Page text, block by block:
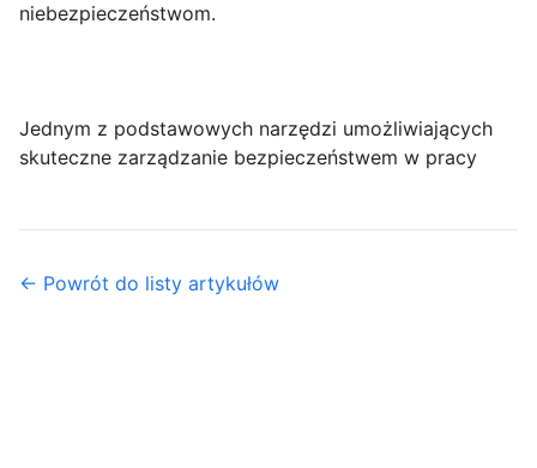
niebezpieczeństwom.
Jednym z podstawowych narzędzi umożliwiających
skuteczne zarządzanie bezpieczeństwem w pracy
← Powrót do listy artykułów